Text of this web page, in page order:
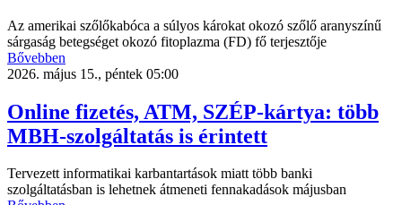
Az amerikai szőlőkabóca a súlyos károkat okozó szőlő aranyszínű
sárgaság betegséget okozó fitoplazma (FD) fő terjesztője
Bővebben
2026. május 15., péntek 05:00
Online fizetés, ATM, SZÉP-kártya: több
MBH-szolgáltatás is érintett
Tervezett informatikai karbantartások miatt több banki
szolgáltatásban is lehetnek átmeneti fennakadások májusban